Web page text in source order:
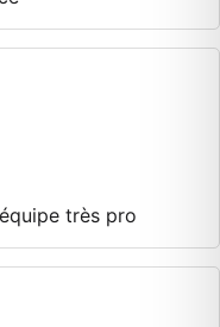
très pro